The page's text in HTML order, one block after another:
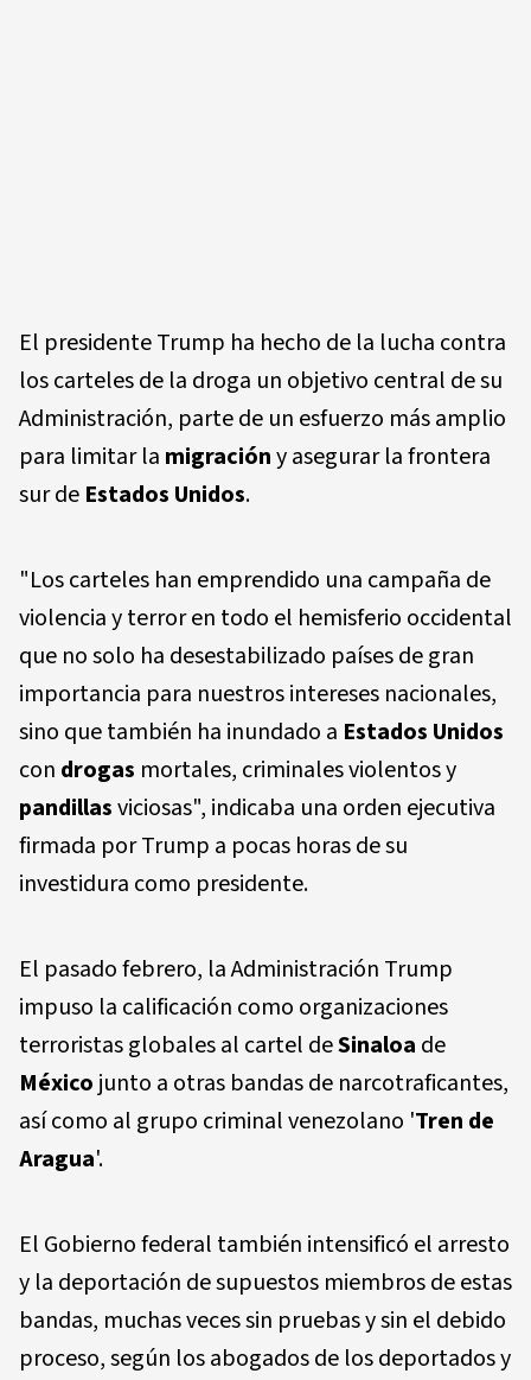
El presidente Trump ha hecho de la lucha contra
los carteles de la droga un objetivo central de su
Administración, parte de un esfuerzo más amplio
para limitar la migracióny asegurar la frontera
sur de Estados Unidos.
"Los carteles han emprendido una campaña de
violencia y terror en todo el hemisferio occidental
que no solo ha desestabilizado países de gran
importancia para nuestros intereses nacionales,
sino que también ha inundado a Estados Unidos
con drogas mortales, criminales violentos y
pandillasviciosas", indicaba una orden ejecutiva
firmada por Trump a pocas horas de su
investidura como presidente.
El pasado febrero, la Administración Trump
impuso la calificación como organizaciones
terroristas globales al cartel deSinaloa de
México junto a otras bandas de narcotraficantes,
así como al grupo criminal venezolano 'Tren de
Aragua'.
El Gobierno federal también intensificó el arresto
y la deportación de supuestos miembros de estas
bandas, muchas veces sin pruebas y sin el debido
proceso, según los abogados de los deportados y